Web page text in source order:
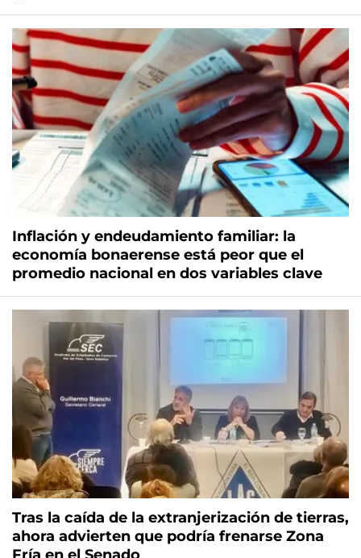
Inflación y endeudamiento familiar: la
economía bonaerense está peor que el
promedio nacional en dos variables clave
Tras la caída de la extranjerización de tierras,
ahora advierten que podría frenarse Zona